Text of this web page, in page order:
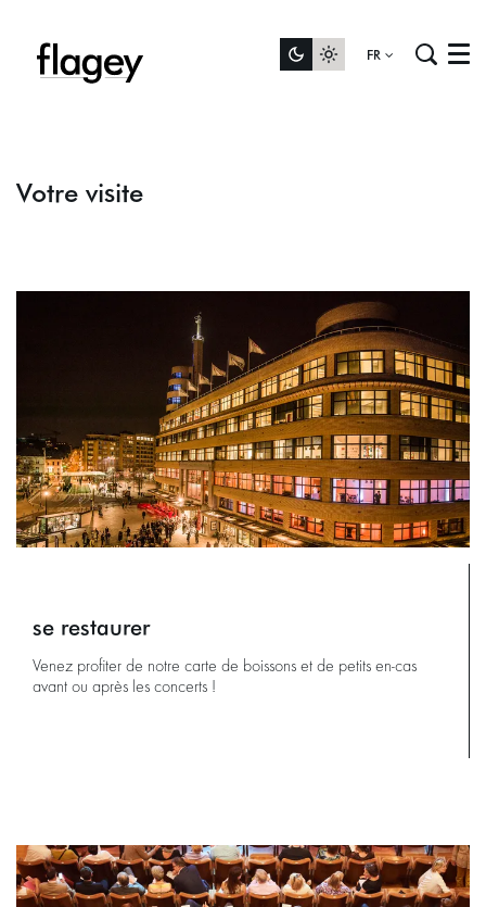
FR Menu
Votre visite
se restaurer
Venez profiter de notre carte de boissons et de petits en-cas
avant ou après les concerts !